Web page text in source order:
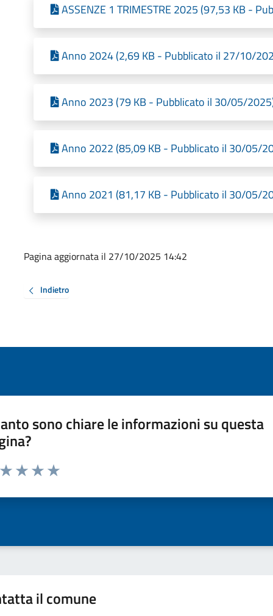
ASSENZE 1 TRIMESTRE 2025 (97,53 KB -
Anno 2024 (2,69 KB - Pubblicato il 27/10/
Anno 2023 (79 KB - Pubblicato il 30/05/
Anno 2022 (85,09 KB - Pubblicato il 30/05/
Anno 2021 (81,17 KB - Pubblicato il 30/05/
Pagina aggiornata il 27/10/2025 14:42
Indietro
sono chiare le informazioni su questa
da 1 a 5 stelle la pagina
il comune